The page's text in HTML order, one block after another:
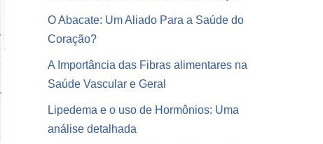
O Abacate: Um Aliado Para a Saúde do
Coração?
A Importância das Fibras alimentares na
Saúde Vascular e Geral
Lipedema e o uso de Hormônios: Uma
análise detalhada